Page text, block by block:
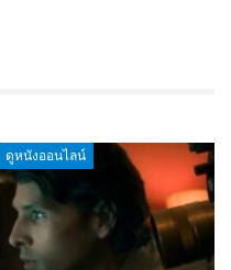
ดูหนังออนไลน์